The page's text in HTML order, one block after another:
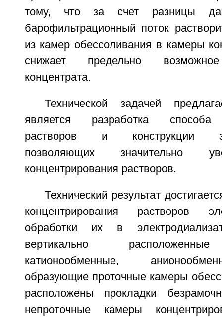
тому, что за счет разницы
барофильтрационный поток
из камер обессоливания в камеры
снижает предельно
концентрата.
Технической задачей
является разработка способа
растворов и конструкции
позволяющих значительно
концентрирования растворов.
Технический результат
концентрирования растворов
обработки их в
вертикально
катионообменные,
образующие проточные камеры
расположены прокладки
непроточные камеры